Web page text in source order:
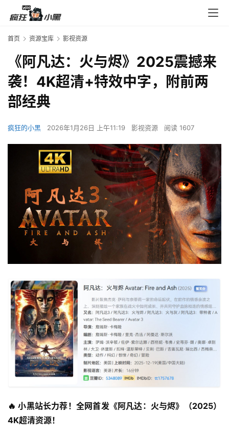
首页 资源宝库 影视资源
《阿凡达：火与烬》2025震撼来
袭！4K超清+特效中字，附前两
部经典
疯狂的小黑 2026年1月26日 上午11:19 影视资源 阅读 1607
🔥 小黑站长力荐！全网首发《阿凡达：火与烬》（2025）
4K超清资源！